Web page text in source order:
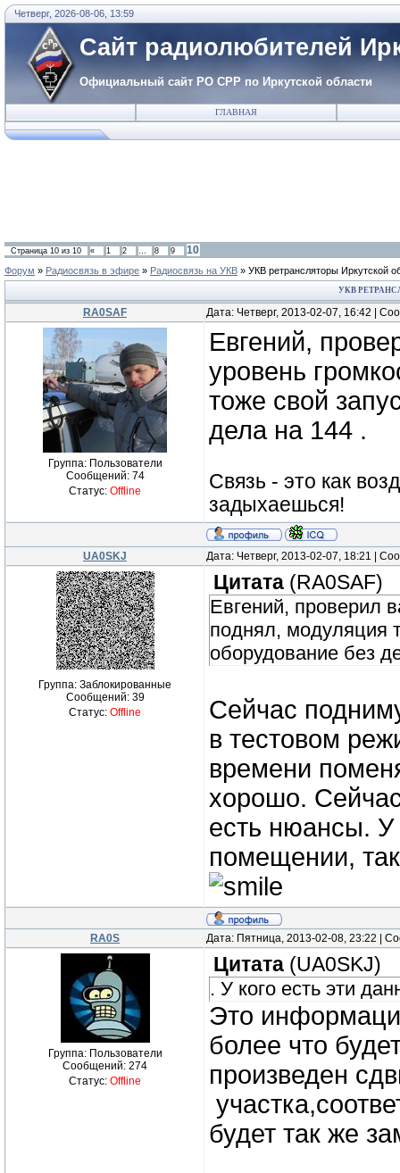
Четверг, 2026-08-06, 13:59
Сайт радиолюбителей
Официальный сайт РО СРР по Иркутской области
ГЛАВНАЯ
Страница 10 из 10 « 1 2 … 8 9 10
Форум » Радиосвязь в эфире » Радиосвязь на УКВ » УКВ ретрансляторы Иркутской
УКВ
RA0SAF Дата: Четверг, 2013-02-07, 16:42 |
Группа: Пользователи
Сообщений: 74
Статус: Offline
Евгений,
уровень
тоже свой
дела на 144 .
Связь - это как
задыхаешься!
UA0SKJ Дата: Четверг, 2013-02-07, 18:21 |
Группа: Заблокированные
Сообщений: 39
Статус: Offline
Цитата (RA0SAF)
Евгений, проверил
поднял, модуляция
оборудование без
Сейчас
в тестовом
времени
хорошо.
есть нюансы. У
помещении,
RA0S Дата: Пятница, 2013-02-08, 23:22 |
Группа: Пользователи
Сообщений: 274
Статус: Offline
Цитата (UA0SKJ)
. У кого есть эти
Это
более что
произведен
будет так же